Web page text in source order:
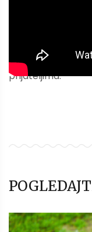
može biti
prijateljima.